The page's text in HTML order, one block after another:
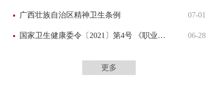
网上办事
广西壮族自治区精神卫生条例 07-01
国家卫生健康委令〔2021〕第4号 《职业卫生技术服务机构管理办法》 06-28
更多